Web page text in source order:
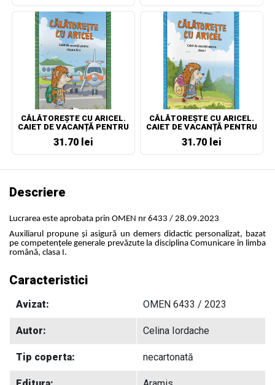
CĂLĂTOREȘTE CU ARICEL.
CAIET DE VACANȚĂ PENTRU
31.70 lei
CĂLĂTOREȘTE CU ARICEL.
CAIET DE VACANȚĂ PENTRU
31.70 lei
Descriere
Lucrarea este aprobata prin OMEN nr 6433 / 28.09.2023
Auxiliarul propune și asigură un demers didactic personalizat, bazat
pe competenţele generale prevăzute la disciplina Comunicare în limba
română, clasa I.
Caracteristici
Avizat: OMEN 6433 / 2023
Autor: Celina Iordache
Tip coperta: necartonată